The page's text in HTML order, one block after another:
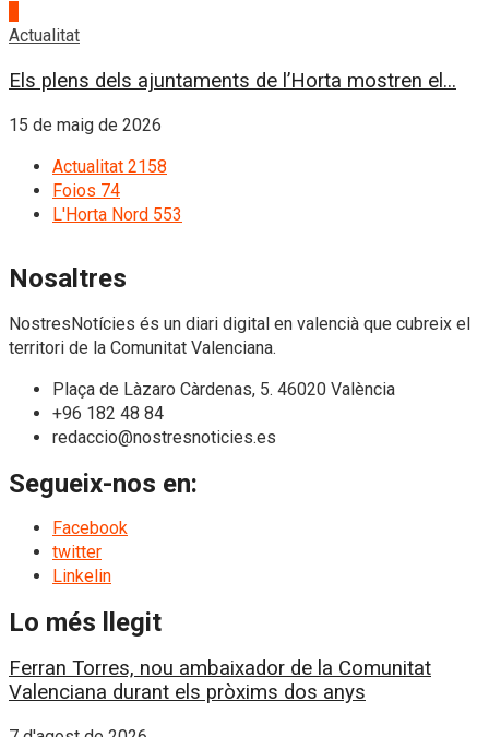
Actualitat
Els plens dels ajuntaments de l’Horta mostren el...
15 de maig de 2026
Actualitat 2158
Foios 74
L'Horta Nord 553
Nosaltres
NostresNotícies és un diari digital en valencià que cubreix el
territori de la Comunitat Valenciana.
Plaça de Làzaro Càrdenas, 5. 46020 València
+96 182 48 84
redaccio@nostresnoticies.es
Segueix-nos en:
Facebook
twitter
Linkelin
Lo més llegit
Ferran Torres, nou ambaixador de la Comunitat
Valenciana durant els pròxims dos anys